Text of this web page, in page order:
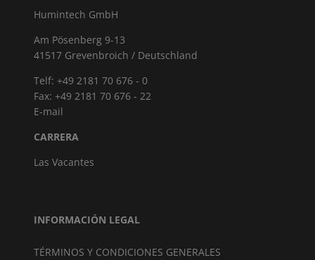
Humintech GmbH
Am Pösenberg 9-13
41517 Grevenbroich / Deutschland
Telf: +49 2181 70 676 - 0
Fax: +49 2181 70 676 - 22
E-mail
CARRERA
Las Vacantes
INFORMACIÓN LEGAL
TÉRMINOS Y CONDICIONES GENERALES